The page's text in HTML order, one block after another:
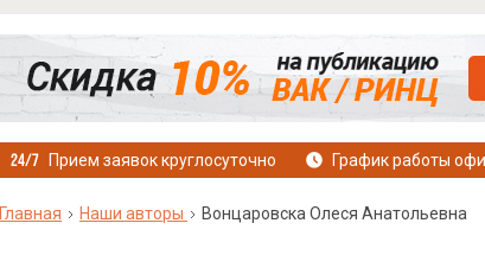
Прием заявок круглосуточно График работы
Главная Наши авторы Вонцаровска Олеся Анатольевна